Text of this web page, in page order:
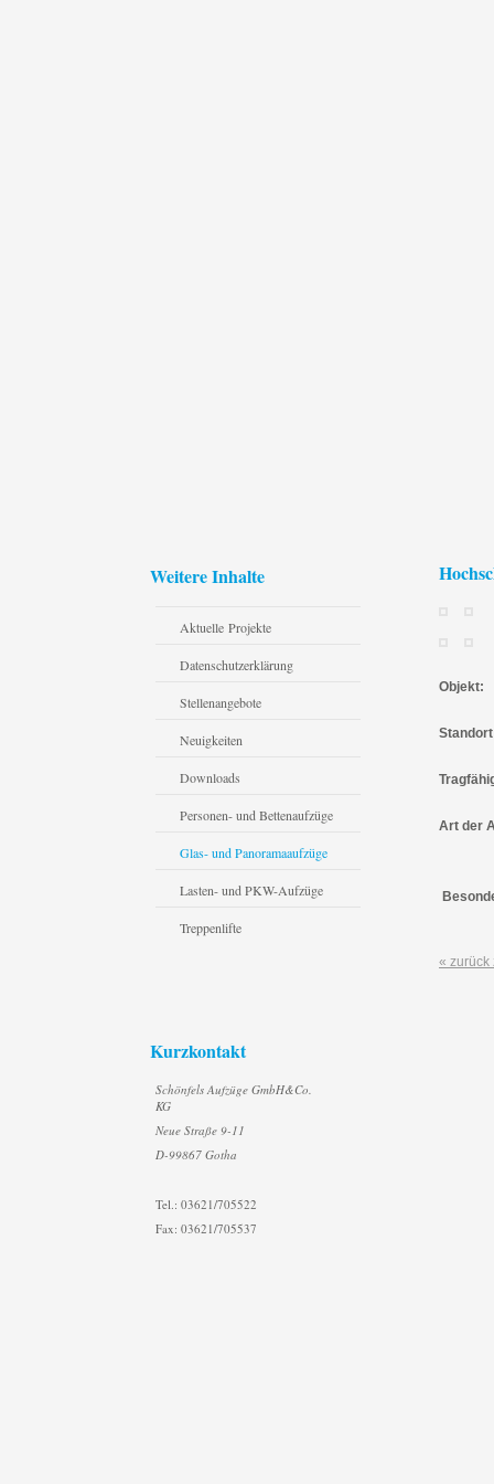
Weitere Inhalte
Aktuelle Projekte
Datenschutzerklärung
Stellenangebote
Neuigkeiten
Downloads
Personen- und Bettenaufzüge
Glas- und Panoramaaufzüge
Lasten- und PKW-Aufzüge
Treppenlifte
Kurzkontakt
Schönfels Aufzüge GmbH&Co.
KG
Neue Straße 9-11
D-99867 Gotha
Tel.: 03621/705522
Fax: 03621/705537
Objekt:
Art der
« zurück